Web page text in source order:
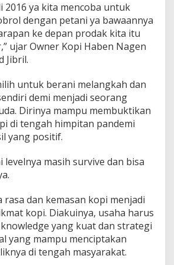
i
d
-
9
2016 ya kita mencoba untuk
dengan petani ya bawaannya
ke depan prodak kita itu
ujar Owner Kopi Haben Nagen
Jibril.
untuk berani melangkah dan
demi menjadi seorang
Dirinya mampu membuktikan
di tengah himpitan pandemi
yang positif.
levelnya masih survive dan bisa
dan kemasan kopi menjadi
kopi. Diakuinya, usaha harus
yang kuat dan strategi
yang mampu menciptakan
di tengah masyarakat.